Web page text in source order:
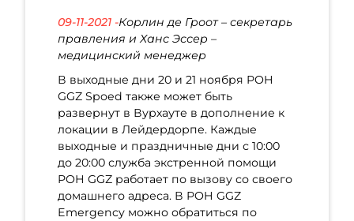
09-11-2021 -Корлин де Гроот – секретарь
правления и Ханс Эссер –
медицинский менеджер
В выходные дни 20 и 21 ноября POH
GGZ Spoed также может быть
развернут в Вурхауте в дополнение к
локации в Лейдердорпе. Каждые
выходные и праздничные дни с 10:00
до 20:00 служба экстренной помощи
POH GGZ работает по вызову со своего
домашнего адреса. В POH GGZ
Emergency можно обратиться по